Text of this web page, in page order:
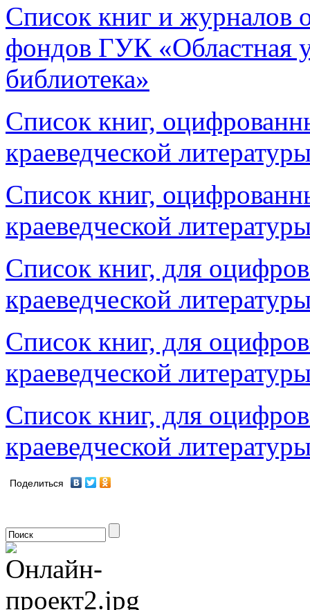
Список книг и журналов
фондов ГУК «Областная
библиотека»
Список книг,
краеведческой
Список книг,
краеведческой
Список книг, для
краеведческой
Список книг, для
краеведческой
Список книг, для
краеведческой
Поделиться